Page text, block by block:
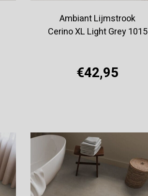
Ambiant Lijmstrook
Cerino XL Light Grey 1015
€42,95